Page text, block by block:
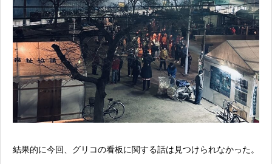
結果的に今回、グリコの看板に関する話は見つけられなかった。